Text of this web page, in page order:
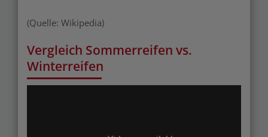
(Quelle: Wikipedia)
Vergleich Sommerreifen vs.
Winterreifen